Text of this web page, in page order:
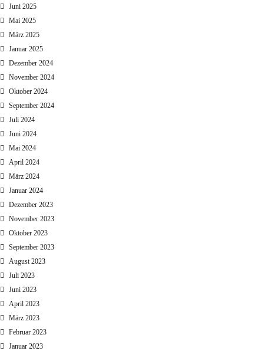
Juni 2025
Mai 2025
März 2025
Januar 2025
Dezember 2024
November 2024
Oktober 2024
September 2024
Juli 2024
Juni 2024
Mai 2024
April 2024
März 2024
Januar 2024
Dezember 2023
November 2023
Oktober 2023
September 2023
August 2023
Juli 2023
Juni 2023
April 2023
März 2023
Februar 2023
Januar 2023